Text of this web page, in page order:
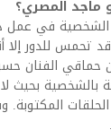
ماجد المصري؟
في عمل
تحمس للدور
حماقي الفنان
بالشخصية بحيث